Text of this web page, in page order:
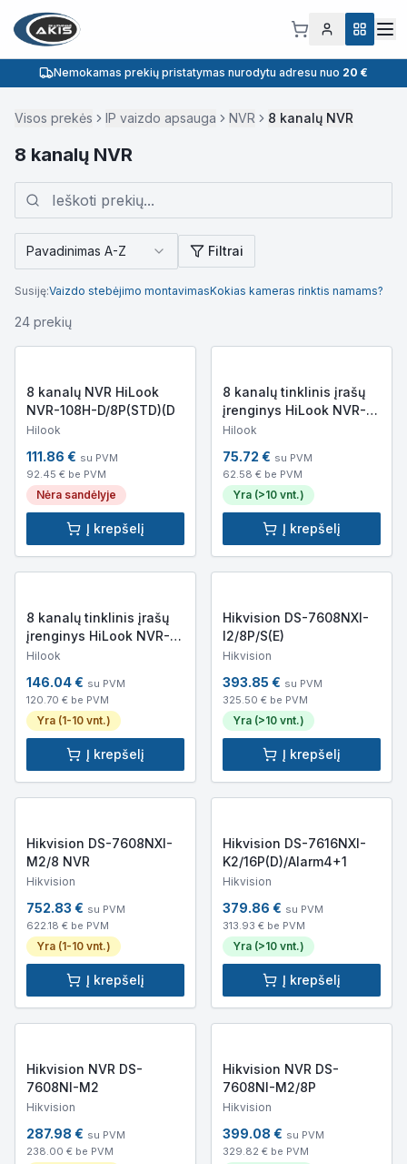
Nemokamas prekių pristatymas nurodytu adresu nuo 20 €
Visos prekės IP vaizdo apsauga NVR 8 kanalų NVR
8 kanalų NVR
Pavadinimas A-Z Filtrai
Susiję:Vaizdo stebėjimo montavimasKokias kameras rinktis namams?
24 prekių
8 kanalų NVR HiLook
NVR-108H-D/8P(STD)(D
Hilook
111.86 € su PVM
92.45 € be PVM
Nėra sandėlyje
Į krepšelį
8 kanalų tinklinis įrašų
įrenginys HiLook NVR-
108MH-C(E)
Hilook
75.72 € su PVM
62.58 € be PVM
Yra (>10 vnt.)
Į krepšelį
8 kanalų tinklinis įrašų
įrenginys HiLook NVR-
108MH-C/8P(D) (PoE)
Hilook
146.04€ su PVM
120.70 € be PVM
Yra (1-10 vnt.)
Į krepšelį
Hikvision DS-7608NXI-
I2/8P/S(E)
Hikvision
393.85 € su PVM
325.50 € be PVM
Yra (>10 vnt.)
Į krepšelį
Hikvision DS-7608NXI-
M2/8 NVR
Hikvision
752.83 € su PVM
622.18 € be PVM
Yra (1-10 vnt.)
Į krepšelį
Hikvision DS-7616NXI-
K2/16P(D)/Alarm4+1
Hikvision
379.86 € su PVM
313.93 € be PVM
Yra (>10 vnt.)
Į krepšelį
Hikvision NVR DS-
7608NI-M2
Hikvision
287.98 € su PVM
238.00 € be PVM
Hikvision NVR DS-
7608NI-M2/8P
Hikvision
399.08 € su PVM
329.82 € be PVM